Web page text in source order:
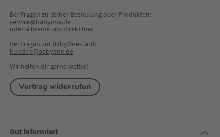
Bei Fragen zu deiner Bestellung oder Produkten:
service@babyone.de
oder schreibe uns direkt hier.
Bei Fragen zur BabyOne-Card:
kunden@babyone.de
Wir helfen dir gerne weiter!
Vertrag widerrufen
Gut informiert